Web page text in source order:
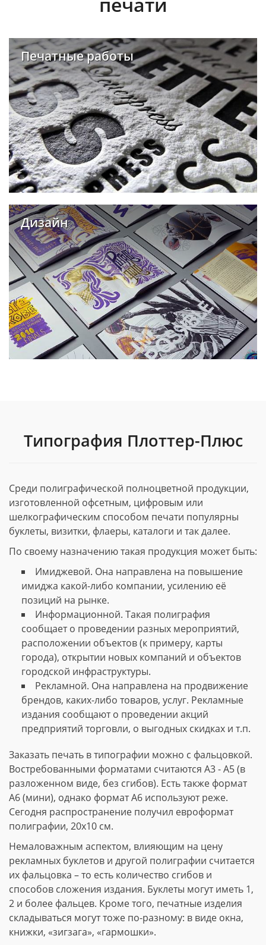
Печатные работы
Дизайн
Типография Плоттер-Плюс
Среди полиграфической полноцветной продукции,
изготовленной офсетным, цифровым или
шелкографическим способом печати популярны
буклеты, визитки, флаеры, каталоги и так далее.
По своему назначению такая продукция может быть:
Имиджевой. Она направлена на повышение
имиджа какой-либо компании, усилению её
позиций на рынке.
Информационной. Такая полиграфия
сообщает о проведении разных мероприятий,
расположении объектов (к примеру, карты
города), открытии новых компаний и объектов
городской инфраструктуры.
Рекламной. Она направлена на продвижение
брендов, каких-либо товаров, услуг. Рекламные
издания сообщают о проведении акций
предприятий торговли, о выгодных скидках и т.п.
Заказать печать в типографии можно с фальцовкой.
Востребованными форматами считаются А3 - А5 (в
разложенном виде, без сгибов). Есть также формат
А6 (мини), однако формат А6 используют реже.
Сегодня распространение получил евроформат
полиграфии, 20х10 см.
Немаловажным аспектом, влияющим на цену
рекламных буклетов и другой полиграфии считается
их фальцовка – то есть количество сгибов и
способов сложения издания. Буклеты могут иметь 1,
2 и более фальцев. Кроме того, печатные изделия
складываться могут тоже по-разному: в виде окна,
книжки, «зигзага», «гармошки».